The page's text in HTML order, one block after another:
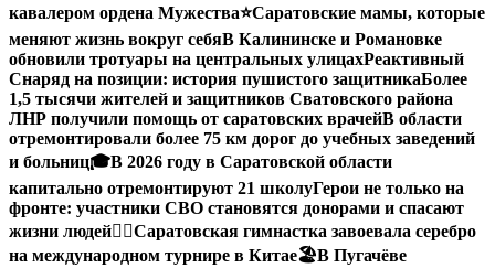
кавалером ордена Мужества⭐️Саратовские мамы, которые
меняют жизнь вокруг себяВ Калининске и Романовке
обновили тротуары на центральных улицахРеактивный
Снаряд на позиции: история пушистого защитникаБолее
1,5 тысячи жителей и защитников Сватовского района
ЛНР получили помощь от саратовских врачейВ области
отремонтировали более 75 км дорог до учебных заведений
и больниц🎓В 2026 году в Саратовской области
капитально отремонтируют 21 школуГерои не только на
фронте: участники СВО становятся донорами и спасают
жизни людей🤸‍♀️Саратовская гимнастка завоевала серебро
на международном турнире в Китае🏖В Пугачёве